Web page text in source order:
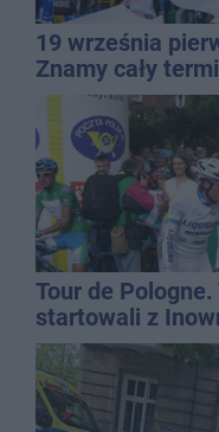
19 września
Znamy cały
Tour de
startowali z